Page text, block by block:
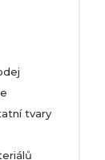
tvary